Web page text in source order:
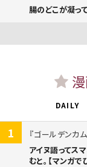
腸のどこが凝っ
DAILY
1
ゴールデンカ
アイヌ語ってス
むと。【マンガ